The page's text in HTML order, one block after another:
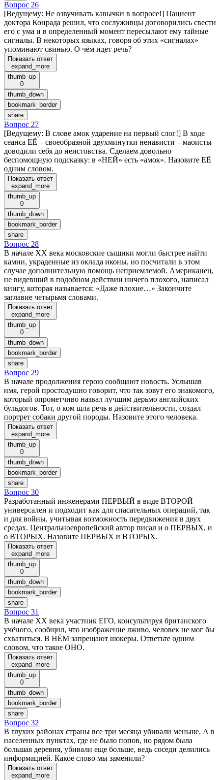
Вопрос 26
[Ведущему: Не озвучивать кавычки в вопросе!] Пациент
доктора Конрада решил, что сослуживцы договорились свести
его с ума и в определенный момент пересылают ему тайные
сигналы. В некоторых языках, говоря об этих «сигналах»
упоминают свинью. О чём идет речь?
Показать ответ
expand_more
thumb_up
0
thumb_down
bookmark_border
share
Вопрос 27
[Ведущему: В слове амок ударение на первый слог!] В ходе
сеанса ЕЁ – своеобразной двухминутки ненависти – маоисты
доводили себя до неистовства. Сделаем довольно
беспомощную подсказку: в «НЕЙ» есть «амок». Назовите ЕЁ
одним словом.
Показать ответ
expand_more
thumb_up
0
thumb_down
bookmark_border
share
Вопрос 28
В начале XX века московские сыщики могли быстрее найти
камни, украденные из оклада иконы, но посчитали в этом
случае дополнительную помощь неприемлемой. Американец,
не видевший в подобном действии ничего плохого, написал
книгу, которая называется: «Даже плохие…» Закончите
заглавие четырьмя словами.
Показать ответ
expand_more
thumb_up
0
thumb_down
bookmark_border
share
Вопрос 29
В начале продолжения герою сообщают новость. Услышав
имя, герой простодушно говорит, что так зовут его знакомого,
который опрометчиво назвал лучшим дерьмо английских
бульдогов. Тот, о ком шла речь в действительности, создал
портрет собаки другой породы. Назовите этого человека.
Показать ответ
expand_more
thumb_up
0
thumb_down
bookmark_border
share
Вопрос 30
Разработанный инженерами ПЕРВЫЙ в виде ВТОРОЙ
универсален и подходит как для спасательных операций, так
и для войны, учитывая возможность передвижения в двух
сре́дах. Центральноевропейский автор писал и о ПЕРВЫХ, и
о ВТОРЫХ. Назовите ПЕРВЫХ и ВТОРЫХ.
Показать ответ
expand_more
thumb_up
0
thumb_down
bookmark_border
share
Вопрос 31
В начале XX века участник ЕГО, консультируя британского
учёного, сообщил, что изображение лживо, человек не мог бы
схватиться. В НЁМ запрещают шокеры. Ответьте одним
словом, что такое ОНО.
Показать ответ
expand_more
thumb_up
0
thumb_down
bookmark_border
share
Вопрос 32
В глухих районах страны все три месяца убивали меньше. А в
населенных пунктах, где не было попов, но рядом была
большая деревня, убивали еще больше, ведь соседи делились
информацией. Какое слово мы заменили?
Показать ответ
expand_more